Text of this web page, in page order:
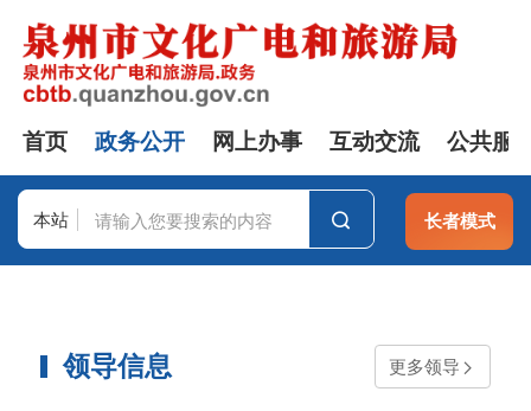
首页 政务公开 网上办事 互动交流 公共服
本站 长者模式
领导信息 更多领导